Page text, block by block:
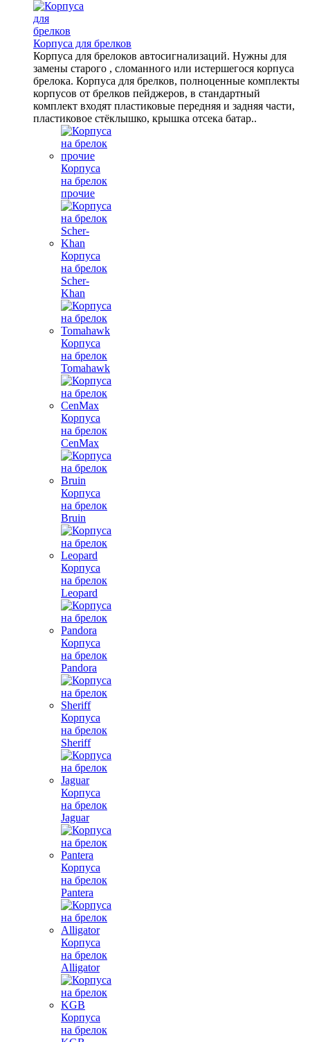
Корпуса для брелков
Корпуса для брелоков автосигнализаций. Нужны для
замены старого , сломанного или истершегося корпуса
брелока. Корпуса для брелков, полноценные комплекты
корпусов от брелков пейджеров, в стандартный
комплект входят пластиковые передняя и задняя части,
пластиковое стёклышко, крышка отсека батар..
Корпуса
на брелок
прочие
Корпуса
на брелок
Scher-
Khan
Корпуса
на брелок
Tomahawk
Корпуса
на брелок
CenMax
Корпуса
на брелок
Bruin
Корпуса
на брелок
Leopard
Корпуса
на брелок
Pandora
Корпуса
на брелок
Sheriff
Корпуса
на брелок
Jaguar
Корпуса
на брелок
Pantera
Корпуса
на брелок
Alligator
Корпуса
на брелок